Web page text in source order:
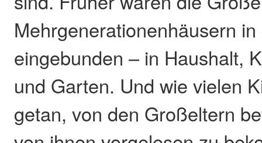
Mehrgenerationenhäusern
eingebunden – in Haushalt,
und Garten. Und wie vielen
getan, von den Großeltern